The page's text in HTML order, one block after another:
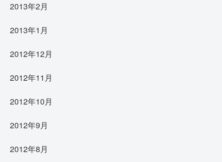
2013年2月
2013年1月
2012年12月
2012年11月
2012年10月
2012年9月
2012年8月